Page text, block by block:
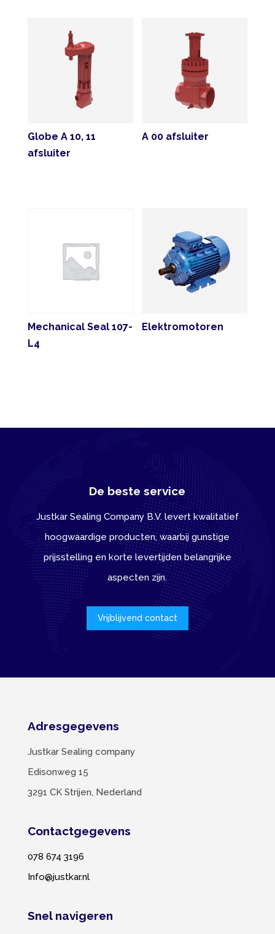
Globe A 10, 11
afsluiter
A 00 afsluiter
Mechanical Seal 107-
L4
Elektromotoren
De beste service
Justkar Sealing Company B.V. levert kwalitatief
hoogwaardige producten, waarbij gunstige
prijsstelling en korte levertijden belangrijke
aspecten zijn.
Vrijblijvend contact
Adresgegevens
Justkar Sealing company
Edisonweg 15
3291 CK Strijen, Nederland
Contactgegevens
078 674 3196
Info@justkar.nl
Snel navigeren